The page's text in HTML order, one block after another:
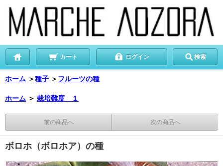
カート ログイン 検索
ホーム ＞種子 ＞ フルーツの種
ホーム ＞ 栽培難度 １
前の商品へ 次の商品へ
ボロホ（ボロホア）の種